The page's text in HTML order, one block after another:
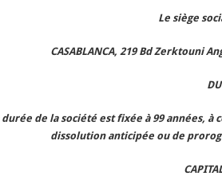
Le siège
CASABLANCA, 219 Bd Zerktouni
durée de la société est fixée à 99 années,
dissolution anticipée ou de